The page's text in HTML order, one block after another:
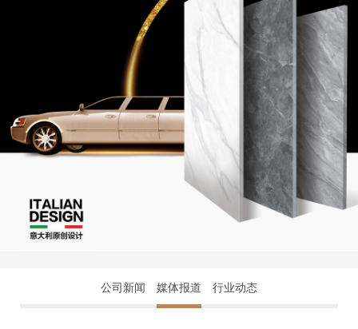
公司新闻 媒体报道 行业动态